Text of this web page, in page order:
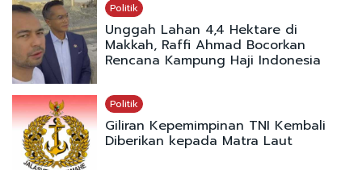
Politik
Unggah Lahan 4,4 Hektare di
Makkah, Raffi Ahmad Bocorkan
Rencana Kampung Haji Indonesia
Politik
Giliran Kepemimpinan TNI Kembali
Diberikan kepada Matra Laut